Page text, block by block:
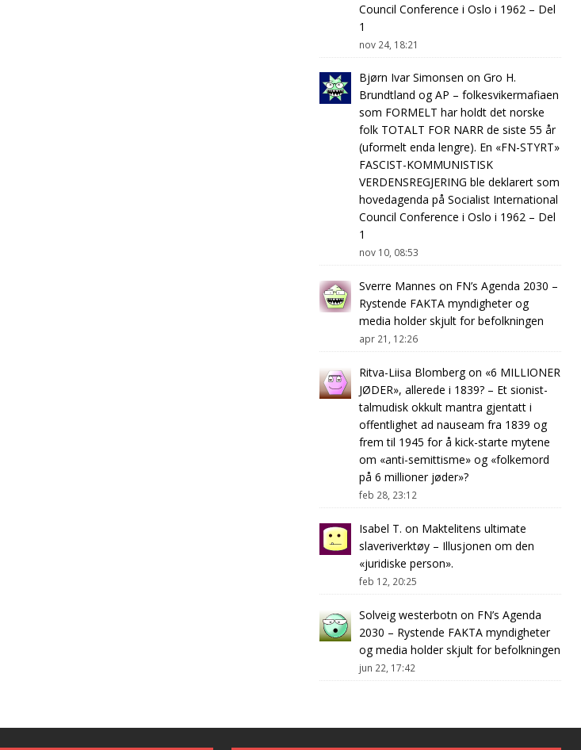
Council Conference i Oslo i 1962 – Del
1
nov 24, 18:21
Bjørn Ivar Simonsen on Gro H.
Brundtland og AP – folkesvikermafiaen
som FORMELT har holdt det norske
folk TOTALT FOR NARR de siste 55 år
(uformelt enda lengre). En «FN-STYRT»
FASCIST-KOMMUNISTISK
VERDENSREGJERING ble deklarert som
hovedagenda på Socialist International
Council Conference i Oslo i 1962 – Del
1
nov 10, 08:53
Sverre Mannes on FN’s Agenda 2030 –
Rystende FAKTA myndigheter og
media holder skjult for befolkningen
apr 21, 12:26
Ritva-Liisa Blombergon «6 MILLIONER
JØDER», allerede i 1839? – Et sionist-
talmudisk okkult mantra gjentatt i
offentlighet ad nauseam fra 1839 og
frem til 1945 for å kick-starte mytene
om «anti-semittisme» og «folkemord
på 6 millioner jøder»?
feb 28, 23:12
Isabel T. on Maktelitens ultimate
slaveriverktøy – Illusjonen om den
«juridiske person».
feb 12, 20:25
Solveig westerbotn on FN’s Agenda
2030 – Rystende FAKTA myndigheter
og media holder skjult for befolkningen
jun 22, 17:42